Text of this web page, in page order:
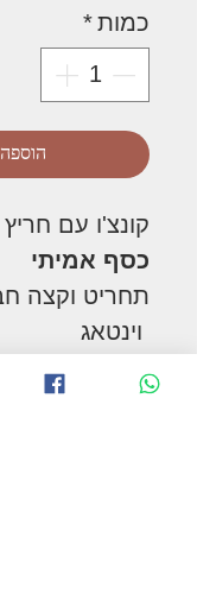
כמות*
קונצ'ו עם
כסף אמיתי
תחריט וקצה
וינטאג
2 גדלים
נמכר בזוג